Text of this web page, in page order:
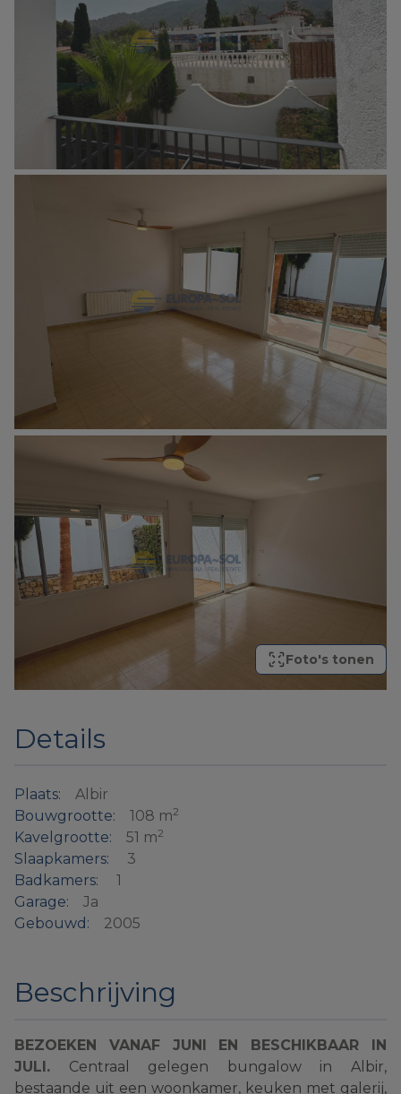
Foto's tonen
Details
Plaats:
Albir
Bouwgrootte:
108 m2
Kavelgrootte: 51 m2
Slaapkamers:
3
Badkamers:
1
Garage:
Ja
Gebouwd:
2005
Beschrijving
BEZOEKEN VANAF JUNI EN BESCHIKBAAR IN
JULI. Centraal gelegen bungalow in Albir,
bestaande uit een woonkamer, keuken met galerij,